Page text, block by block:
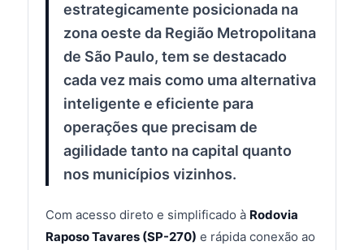
estrategicamente posicionada na
zona oeste da Região Metropolitana
de São Paulo, tem se destacado
cada vez mais como uma alternativa
inteligente e eficiente para
operações que precisam de
agilidade tanto na capital quanto
nos municípios vizinhos.
Com acesso direto e simplificado à Rodovia
Raposo Tavares (SP-270) e rápida conexão ao